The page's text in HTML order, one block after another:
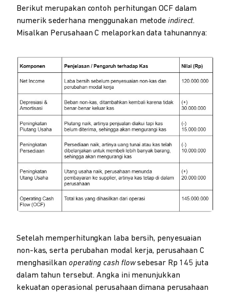
Berikut merupakan contoh perhitungan OCF dalam
numerik sederhana menggunakan metodeindirect.
Misalkan Perusahaan C melaporkan data tahunannya:
Setelah memperhitungkan laba bersih, penyesuaian
non-kas, serta perubahan modal kerja, perusahaan C
menghasilkan operating cash flowsebesar Rp 145 juta
dalam tahun tersebut. Angka ini menunjukkan
kekuatan operasional perusahaan dimana perusahaan